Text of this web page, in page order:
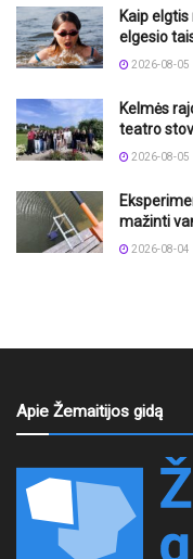
Kaip
elgesio
2026-08-05
Kelmės
teatro
2026-08-05
mažinti
2026-08-04
Apie Žemaitijos gidą